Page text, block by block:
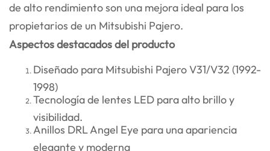
de alto rendimiento son una mejora ideal para los
propietarios de un Mitsubishi Pajero.
Aspectos destacados del producto
Diseñado para Mitsubishi Pajero V31/V32 (1992-
1998)
Tecnología de lentes LED para alto brillo y
visibilidad.
Anillos DRL Angel Eye para una apariencia
elegante y moderna